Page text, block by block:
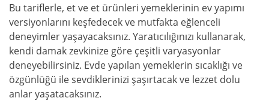
Bu tariflerle, et ve et ürünleri yemeklerinin ev yapımı
versiyonlarını keşfedecek ve mutfakta eğlenceli
deneyimler yaşayacaksınız. Yaratıcılığınızı kullanarak,
kendi damak zevkinize göre çeşitli varyasyonlar
deneyebilirsiniz. Evde yapılan yemeklerin sıcaklığı ve
özgünlüğü ile sevdiklerinizi şaşırtacak ve lezzet dolu
anlar yaşatacaksınız.